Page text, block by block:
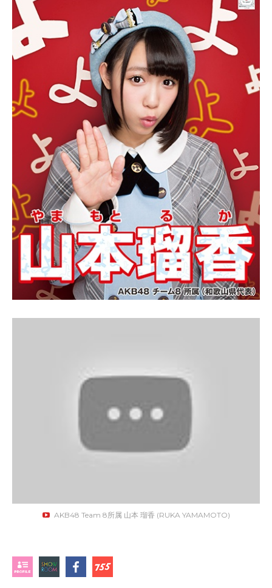
AKB48 Team 8所属 山本 瑠香 (RUKA YAMAMOTO)